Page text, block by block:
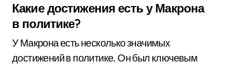
Какие достижения есть у Макрона
в политике?
У Макрона есть несколько значимых
достижений в политике. Он был ключевым